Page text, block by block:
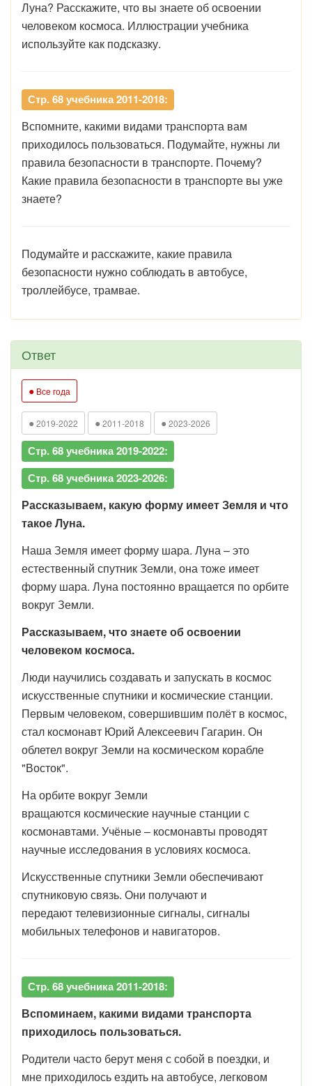
Луна? Расскажите, что вы знаете об освоении
человеком космоса. Иллюстрации учебника
используйте как подсказку.
Стр. 68 учебника 2011-2018:
Вспомните, какими видами транспорта вам
приходилось пользоваться. Подумайте, нужны ли
правила безопасности в транспорте. Почему?
Какие правила безопасности в транспорте вы уже
знаете?
Подумайте и расскажите, какие правила
безопасности нужно соблюдать в автобусе,
троллейбусе, трамвае.
Ответ
● Все года
● 2019-2022 ● 2011-2018 ● 2023-2026
Стр. 68 учебника 2019-2022:
Стр. 68 учебника 2023-2026:
Рассказываем, какую форму имеет Земля и что
такое Луна.
Наша Земля имеет форму шара. Луна – это
естественный спутник Земли, она тоже имеет
форму шара. Луна постоянно вращается по орбите
вокруг Земли.
Рассказываем, что знаете об освоении
человеком космоса.
Люди научились создавать и запускать в космос
искусственные спутники и космические станции.
Первым человеком, совершившим полёт в космос,
стал космонавт Юрий Алексеевич Гагарин. Он
облетел вокруг Земли на космическом корабле
"Восток".
На орбите вокруг Земли
вращаются космические научные станции с
космонавтами. Учёные – космонавты проводят
научные исследования в условиях космоса.
Искусственные спутники Земли обеспечивают
спутниковую связь. Они получают и
передают телевизионные сигналы, сигналы
мобильных телефонов и навигаторов.
Стр. 68 учебника 2011-2018:
Вспоминаем, какими видами транспорта
приходилось пользоваться.
Родители часто берут меня с собой в поездки, и
мне приходилось ездить на автобусе, легковом